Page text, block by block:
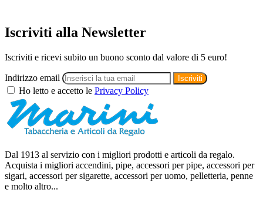
Iscriviti alla Newsletter
Iscriviti e ricevi subito un buono sconto dal valore di 5 euro!
Indirizzo email Iscriviti
Ho letto e accetto le Privacy Policy
Dal 1913 al servizio con i migliori prodotti e articoli da regalo.
Acquista i migliori accendini, pipe, accessori per pipe, accessori per
sigari, accessori per sigarette, accessori per uomo, pelletteria, penne
e molto altro...